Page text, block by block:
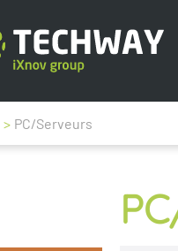
> PC/Serveurs